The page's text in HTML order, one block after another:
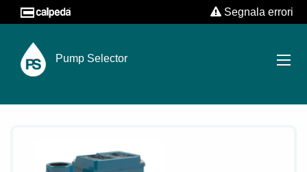
Segnala errori
Pump Selector